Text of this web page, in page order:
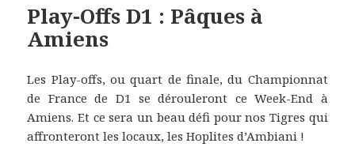
Play-Offs D1 : Pâques à
Amiens
Les Play-offs, ou quart de finale, du Championnat
de France de D1 se dérouleront ce Week-End à
Amiens. Et ce sera un beau défi pour nos Tigres qui
affronteront les locaux, les Hoplites d’Ambiani !